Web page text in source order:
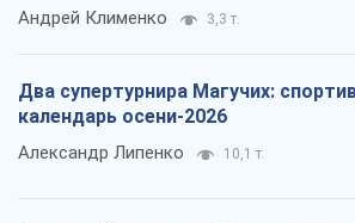
Андрей Клименко 3,3 т.
Два супертурнира Магучих:
календарь осени-2026
Александр Липенко 10,1 т.